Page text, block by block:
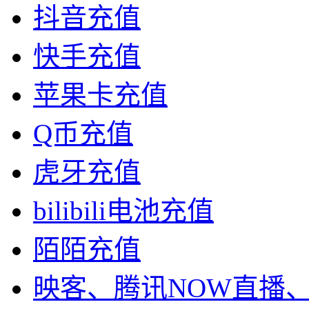
抖音充值
快手充值
苹果卡充值
Q币充值
虎牙充值
bilibili电池充值
陌陌充值
映客、腾讯NOW直播